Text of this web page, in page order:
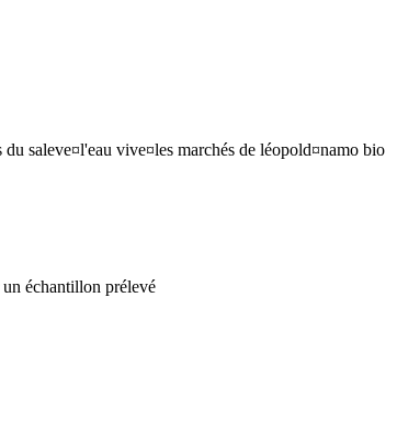
saleve¤l'eau vive¤les marchés de léopold¤namo bio
échantillon prélevé